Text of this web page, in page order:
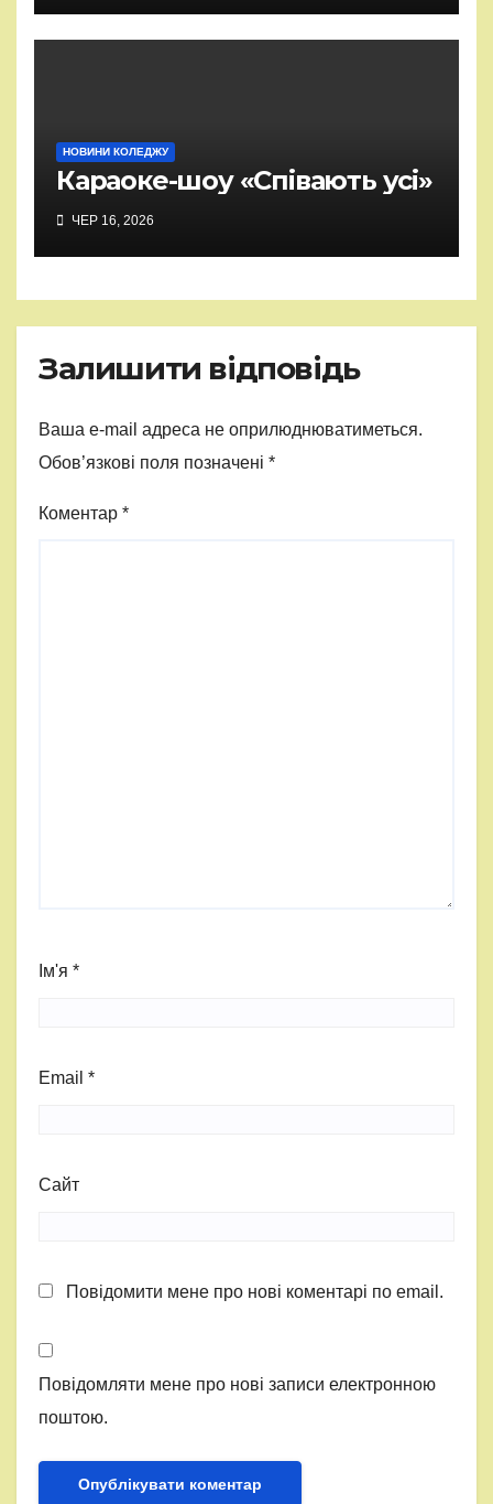
НОВИНИ КОЛЕДЖУ
Караоке-шоу «Співають усі»
ЧЕР 16, 2026
Залишити відповідь
Ваша e-mail адреса не оприлюднюватиметься.
Обов’язкові поля позначені *
Коментар *
Ім'я *
Email *
Сайт
Повідомити мене про нові коментарі по email.
Повідомляти мене про нові записи електронною
поштою.